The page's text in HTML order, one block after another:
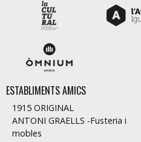
ESTABLIMENTS AMICS
1915 ORIGINAL
ANTONI GRAELLS -Fusteria i
mobles